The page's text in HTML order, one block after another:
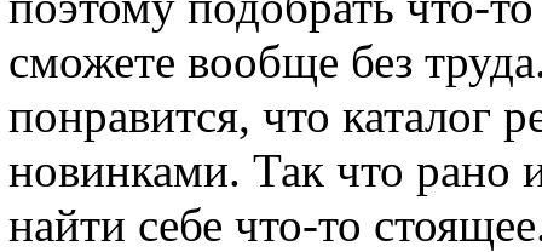
сможете вообще без
понравится, что каталог
новинками. Так что рано
найти себе что-то